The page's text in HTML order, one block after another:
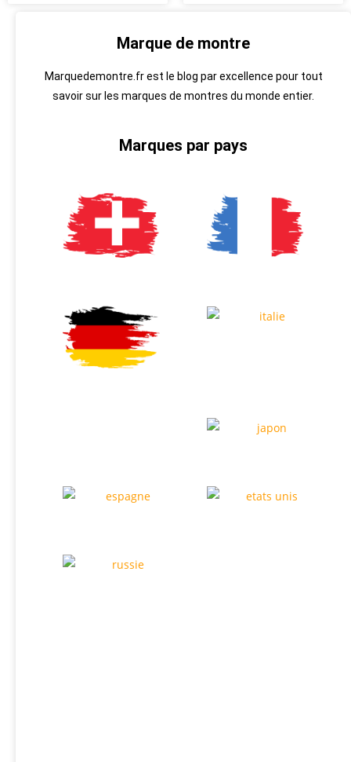
Marque de montre
Marquedemontre.fr est le blog par excellence pour tout
savoir sur les marques de montres du monde entier.
Marques par pays